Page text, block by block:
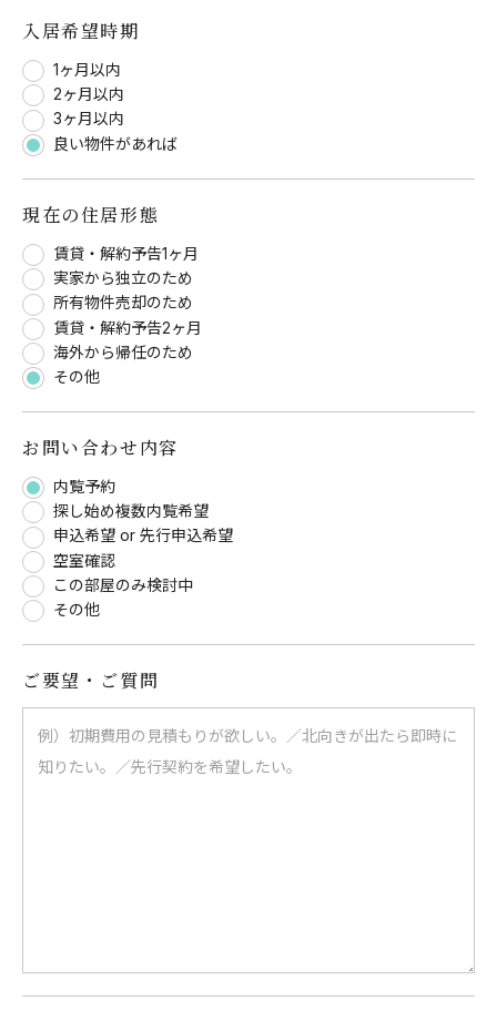
入居希望時期
1ヶ月以内
2ヶ月以内
3ヶ月以内
良い物件があれば
現在の住居形態
賃貸・解約予告1ヶ月
実家から独立のため
所有物件売却のため
賃貸・解約予告2ヶ月
海外から帰任のため
その他
お問い合わせ内容
内覧予約
探し始め複数内覧希望
申込希望 or 先行申込希望
空室確認
この部屋のみ検討中
その他
ご要望・ご質問